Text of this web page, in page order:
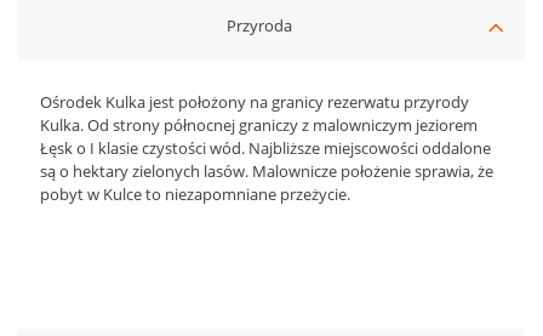
Przyroda
Ośrodek Kulka jest położony na granicy rezerwatu przyrody
Kulka. Od strony północnej graniczy z malowniczym jeziorem
Łęsk o I klasie czystości wód. Najbliższe miejscowości oddalone
są o hektary zielonych lasów. Malownicze położenie sprawia, że
pobyt w Kulce to niezapomniane przeżycie.